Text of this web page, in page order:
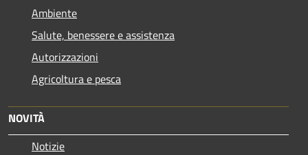
Ambiente
Salute, benessere e assistenza
Autorizzazioni
Agricoltura e pesca
NOVITÀ
Notizie